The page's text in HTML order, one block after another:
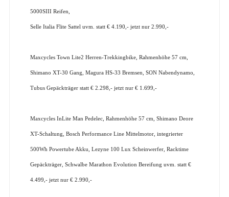
5000SIII Reifen,
Selle Italia Flite Sattel uvm. statt € 4.190,- jetzt nur 2.990,-
Maxcycles Town Lite2 Herren-Trekkingbike, Rahmenhöhe 57 cm,
Shimano XT-30 Gang, Magura HS-33 Bremsen, SON Nabendynamo,
Tubus Gepäckträger statt € 2.298,- jetzt nur € 1.699,-
Maxcycles InLite Man Pedelec, Rahmenhöhe 57 cm, Shimano Deore
XT-Schaltung, Bosch Performance Line Mittelmotor, integrierter
500Wh Powertube Akku, Lezyne 100 Lux Scheinwerfer, Racktime
Gepäckträger, Schwalbe Marathon Evolution Bereifung uvm. statt €
4.499,- jetzt nur € 2.990,-